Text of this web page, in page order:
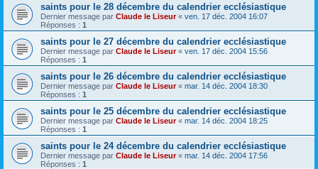
saints pour le 28 décembre du calendrier ecclésiastique
Dernier message par Claude le Liseur« ven. 17 déc. 2004 16:07
Réponses : 1
saints pour le 27 décembre du calendrier ecclésiastique
Dernier message par Claude le Liseur« ven. 17 déc. 2004 15:56
Réponses : 1
saints pour le 26 décembre du calendrier ecclésiastique
Dernier message par Claude le Liseur« mar. 14 déc. 2004 18:30
Réponses : 1
saints pour le 25 décembre du calendrier ecclésiastique
Dernier message par Claude le Liseur« mar. 14 déc. 2004 18:25
Réponses : 1
saints pour le 24 décembre du calendrier ecclésiastique
Dernier message par Claude le Liseur« mar. 14 déc. 2004 17:56
Réponses : 1